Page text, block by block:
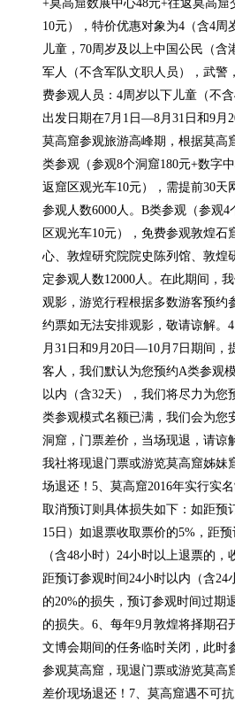
+莫高窟数展中心48元+往返莫高窟
10元），特价优惠对象为4（含4周
儿童，70周岁及以上中国公民（含
军人（不含军队文职人员），武警
费参观人员：4周岁以下儿童（不含
出发日期在7月1日—8月31日和9月
莫高窟参观旅游高峰期，根据莫高
类参观（参观8个洞窟180元+数字
返窟区观光车10元），需提前30天
参观人数6000人。B类参观（参观
区观光车10元），免费参观敦煌石
心、敦煌研究院院史陈列馆、敦煌
定参观人数12000人。在此期间，
观影，游览行程根据多数游客预约
约票如无法安排观影，敬请谅解。
月31日和9月20日—10月7日期间，
客人，我们默认为您预约A类参观
以内（含32天），我们将尽力为您
类参观模式名额已满，我们会为您
洞窟，门票差价，当场现退，请谅
我社将现退门票或游览莫高窟姊妹
场退还！5、莫高窟2016年实行实
取消预订则具体损失如下：如距预
15日）如退票收取票价的5%，距
（含48小时）24小时以上退票的，
距预订参观时间24小时以内（含24
的20%的损失，预订参观时间过期
的损失。6、每年9月敦煌将择期召
文博会期间的任务临时关闭，此时
参观莫高窟，现退门票或游览莫高
差价现场退还！7、莫高窟遇不可